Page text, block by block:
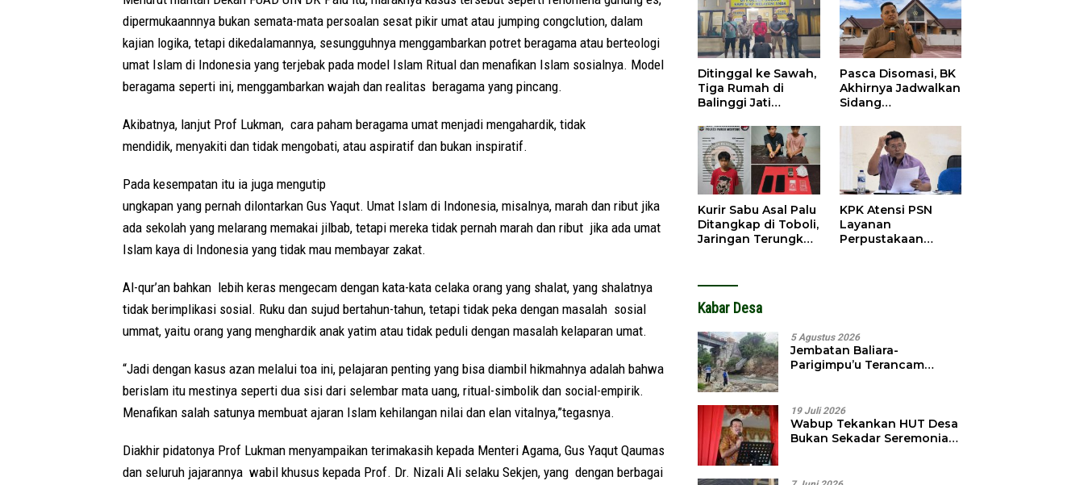
dipermukaannnya bukan semata-mata persoalan sesat pikir umat atau jumping congclution, dalam
kajian logika, tetapi dikedalamannya, sesungguhnya menggambarkan potret beragama atau berteologi
umat Islam di Indonesia yang terjebak pada model Islam Ritual dan menafikan Islam sosialnya. Model
beragama seperti ini, menggambarkan wajah dan realitas beragama yang pincang.
Akibatnya, lanjut Prof Lukman, cara paham beragama umat menjadi mengahardik, tidak
mendidik, menyakiti dan tidak mengobati, atau aspiratif dan bukan inspiratif.
Pada kesempatan itu ia juga mengutip
ungkapan yang pernah dilontarkan Gus Yaqut. Umat Islam di Indonesia, misalnya, marah dan ribut jika
ada sekolah yang melarang memakai jilbab, tetapi mereka tidak pernah marah dan ribut jika ada umat
Islam kaya di Indonesia yang tidak mau membayar zakat.
Al-qur’an bahkan lebih keras mengecam dengan kata-kata celaka orang yang shalat, yang shalatnya
tidak berimplikasi sosial. Ruku dan sujud bertahun-tahun, tetapi tidak peka dengan masalah sosial
ummat, yaitu orang yang menghardik anak yatim atau tidak peduli dengan masalah kelaparan umat.
“Jadi dengan kasus azan melalui toa ini, pelajaran penting yang bisa diambil hikmahnya adalah bahwa
berislam itu mestinya seperti dua sisi dari selembar mata uang, ritual-simbolik dan social-empirik.
Menafikan salah satunya membuat ajaran Islam kehilangan nilai dan elan vitalnya,”tegasnya.
Diakhir pidatonya Prof Lukman menyampaikan terimakasih kepada Menteri Agama, Gus Yaqut Qaumas
dan seluruh jajarannya wabil khusus kepada Prof. Dr. Nizali Ali selaku Sekjen, yang dengan berbagai
Ditinggal ke Sawah,
Tiga Rumah di
Balinggi Jati
Ditangkap Dini Hari
Pasca Disomasi, BK
Akhirnya Jadwalkan
Sidang
Terhadap Selpina
Kurir Sabu Asal Palu
Ditangkap di Toboli,
Jaringan Terungkap
KPK Atensi PSN
Layanan
Perpustakaan
Kabar Desa
5 Agustus 2026
Jembatan Baliara-
Parigimpu’u Terancam
19 Juli 2026
Wabup Tekankan HUT Desa
Bukan Sekadar Seremonial,